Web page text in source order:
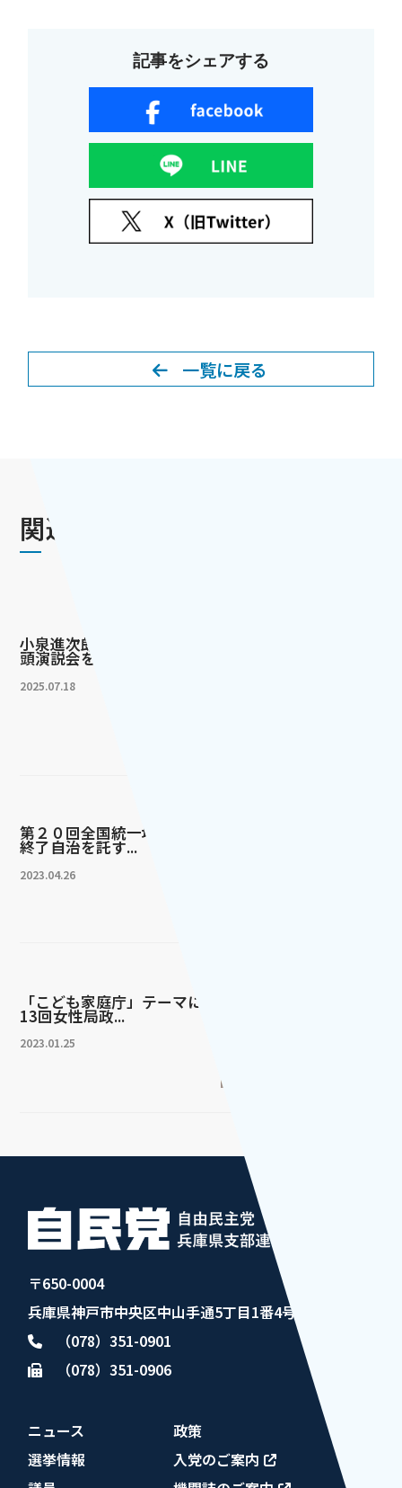
記事をシェアする
一覧に戻る
関連ニュース
小泉進次郎農水相を弁士に街
頭演説会を開催
2025.07.18
第２０回全国統一地方選挙が
終了自治を託す...
2023.04.26
「こども家庭庁」テーマに第
13回女性局政...
2023.01.25
〒650-0004
兵庫県神戸市中央区中山手通5丁目1番4号
（078）351-0901
（078）351-0906
ニュース
選挙情報
政策
入党のご案内